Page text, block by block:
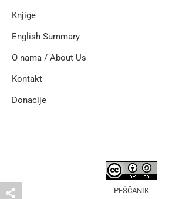
Knjige
English Summary
O nama / About Us
Kontakt
Donacije
PEŠČANIK